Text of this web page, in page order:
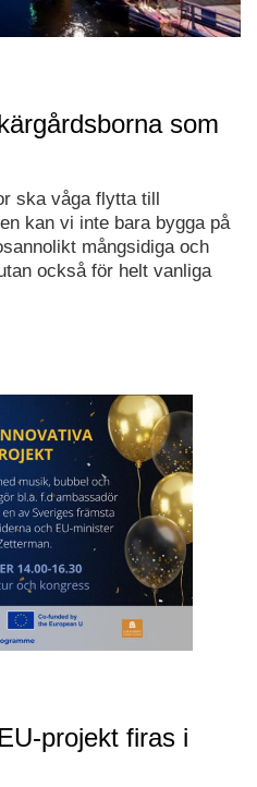
som
ska våga flytta till
kan vi inte bara bygga på
mångsidiga och
också för helt vanliga
projekt firas i